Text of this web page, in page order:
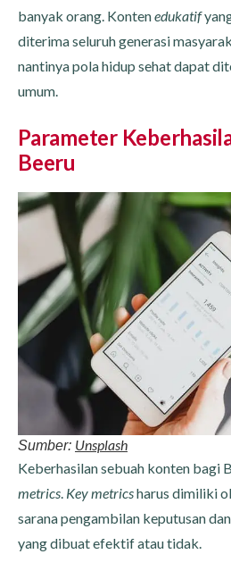
banyak orang. Kontenedukatif
diterima seluruh generasi
nantinya pola hidup sehat dapat
umum.
Parameter
Beeru
Sumber: Unsplash
Keberhasilan sebuah konten bagi
metrics. Key metricsharus dimiliki
sarana pengambilan keputusan
yang dibuat efektif atau tidak.